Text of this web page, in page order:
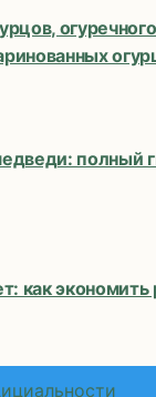
полный
как экономить